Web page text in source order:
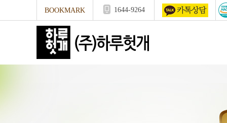
BOOKMARK 1644-9264